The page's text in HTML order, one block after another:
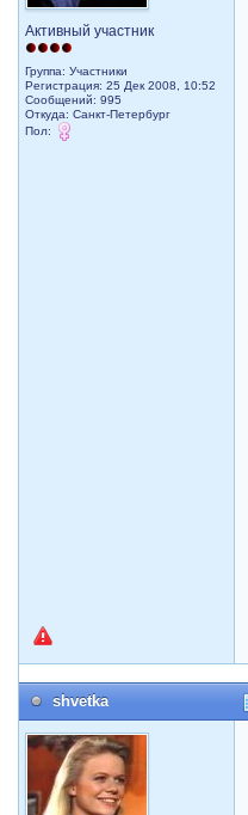
Активный участник
Группа: Участники
Регистрация: 25 Дек 2008, 10:52
Сообщений: 995
Откуда: Санкт-Петербург
Пол:
shvetka